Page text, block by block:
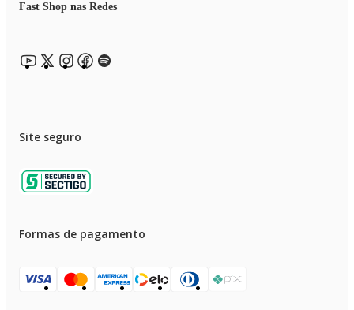
Fast Shop nas Redes
Site seguro
Formas de pagamento